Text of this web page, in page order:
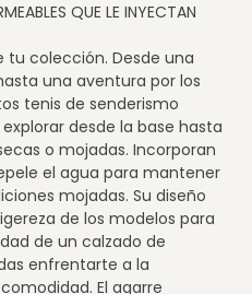
QUE LE INYECTAN
tu colección. Desde una
una aventura por los
tenis de senderismo
desde la base hasta
o mojadas. Incorporan
el agua para mantener
mojadas. Su diseño
de los modelos para
de un calzado de
enfrentarte a la
El agarre